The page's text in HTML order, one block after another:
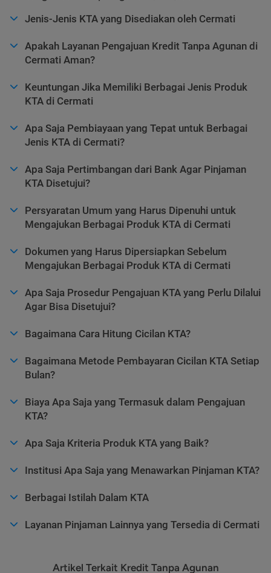
Jenis-Jenis KTA yang Disediakan oleh Cermati
Apakah Layanan Pengajuan Kredit Tanpa Agunan di
Cermati Aman?
Keuntungan Jika Memiliki Berbagai Jenis Produk
KTA di Cermati
Apa Saja Pembiayaan yang Tepat untuk Berbagai
Jenis KTA di Cermati?
Apa Saja Pertimbangan dari Bank Agar Pinjaman
KTA Disetujui?
Persyaratan Umum yang Harus Dipenuhi untuk
Mengajukan Berbagai Produk KTA di Cermati
Dokumen yang Harus Dipersiapkan Sebelum
Mengajukan Berbagai Produk KTA di Cermati
Apa Saja Prosedur Pengajuan KTA yang Perlu Dilalui
Agar Bisa Disetujui?
Bagaimana Cara Hitung Cicilan KTA?
Bagaimana Metode Pembayaran Cicilan KTA Setiap
Bulan?
Biaya Apa Saja yang Termasuk dalam Pengajuan
KTA?
Apa Saja Kriteria Produk KTA yang Baik?
Institusi Apa Saja yang Menawarkan Pinjaman KTA?
Berbagai Istilah Dalam KTA
Layanan Pinjaman Lainnya yang Tersedia di Cermati
Artikel Terkait Kredit Tanpa Agunan